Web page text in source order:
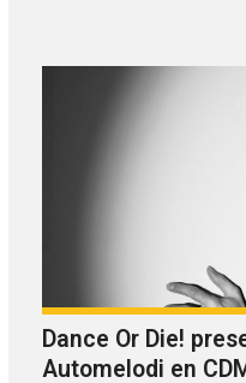
Dance Or Die!
Automelodi en